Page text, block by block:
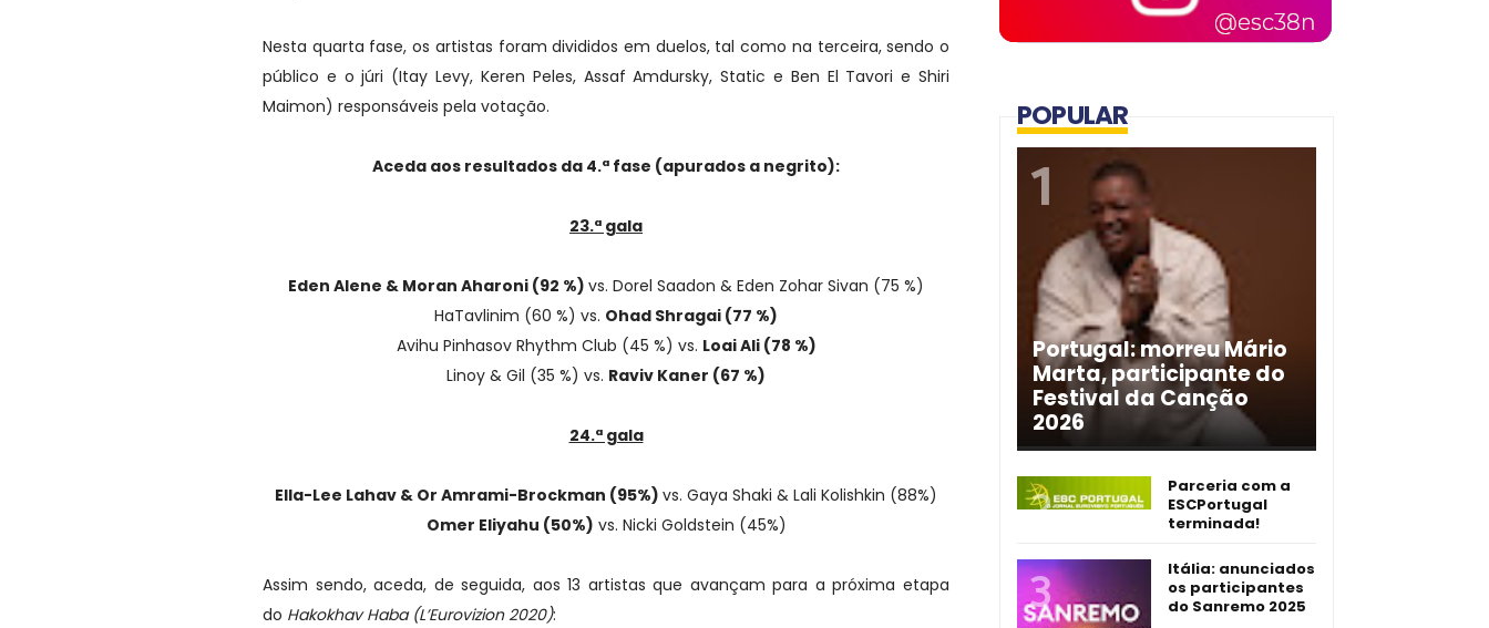
Nesta quarta fase, os artistas foram divididos em duelos, tal como na terceira, sendo o
público e o júri (Itay Levy, Keren Peles, Assaf Amdursky, Static e Ben El Tavori e Shiri
Maimon) responsáveis pela votação.
Aceda aos resultados da 4.ª fase (apurados a negrito):
23.ª gala
Eden Alene & Moran Aharoni (92 %) vs. Dorel Saadon & Eden Zohar Sivan (75 %)
HaTavlinim (60 %) vs. Ohad Shragai (77 %)
Avihu Pinhasov Rhythm Club (45 %) vs. Loai Ali (78 %)
Linoy & Gil (35 %) vs. Raviv Kaner (67 %)
24.ª gala
Ella-Lee Lahav & Or Amrami-Brockman (95%) vs. Gaya Shaki & Lali Kolishkin (88%)
Omer Eliyahu (50%) vs. Nicki Goldstein (45%)
Assim sendo, aceda, de seguida, aos 13 artistas que avançam para a próxima etapa
do Hakokhav Haba (L’Eurovizion 2020):
POPULAR
Portugal: morreu Mário
Marta, participante do
Festival da Canção
2026
Parceria com a
ESCPortugal
terminada!
Itália: anunciados
os participantes
do Sanremo 2025